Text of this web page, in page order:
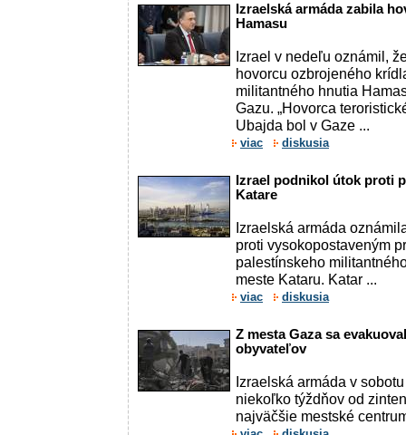
Izraelská armáda zabila
Hamasu
Izrael v nedeľu oznámil,
hovorcu ozbrojeného
militantného hnutia
Gazu. „Hovorca
Ubajda bol v Gaze ...
viac diskusia
Izrael podnikol útok proti
Katare
Izraelská armáda
proti vysokopostaveným
palestínskeho
meste Kataru. Katar ...
viac diskusia
Z mesta Gaza sa
obyvateľov
Izraelská armáda v
niekoľko týždňov od
najväčšie mestské